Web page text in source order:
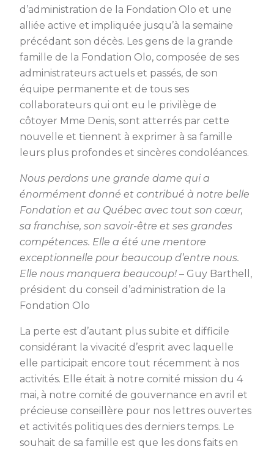
d’administration de la Fondation Olo et une
alliée active et impliquée jusqu’à la semaine
précédant son décès. Les gens de la grande
famille de la Fondation Olo, composée de ses
administrateurs actuels et passés, de son
équipe permanente et de tous ses
collaborateurs qui ont eu le privilège de
côtoyer Mme Denis, sont atterrés par cette
nouvelle et tiennent à exprimer à sa famille
leurs plus profondes et sincères condoléances.
Nous perdons une grande dame qui a
énormément donné et contribué à notre belle
Fondation et au Québec avec tout son cœur,
sa franchise, son savoir-être et ses grandes
compétences. Elle a été une mentore
exceptionnelle pour beaucoup d’entre nous.
Elle nous manquera beaucoup! – Guy Barthell,
président du conseil d’administration de la
Fondation Olo
La perte est d’autant plus subite et difficile
considérant la vivacité d’esprit avec laquelle
elle participait encore tout récemment à nos
activités. Elle était à notre comité mission du 4
mai, à notre comité de gouvernance en avril et
précieuse conseillère pour nos lettres ouvertes
et activités politiques des derniers temps. Le
souhait de sa famille est que les dons faits en